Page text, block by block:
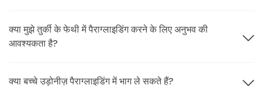
क्या मुझे तुर्की के फेथी में पैराग्लाइडिंग करने के लिए अनुभव की
आवश्यकता है?
क्या बच्चे उड़ोनीज़ पैराग्लाइडिंग में भाग ले सकते हैं?